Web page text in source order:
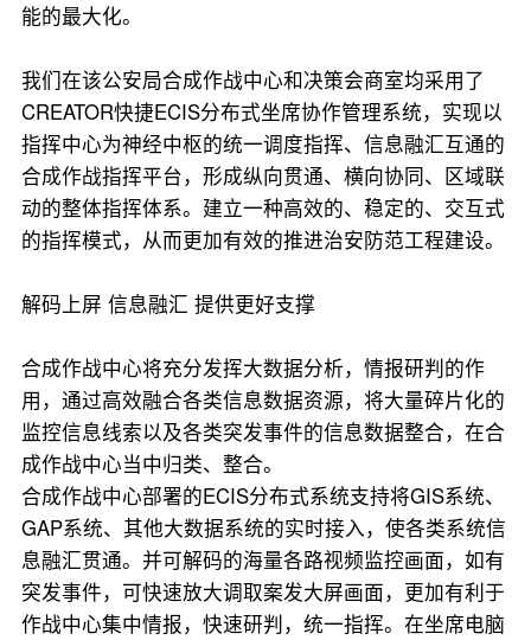
能的最大化。
我们在该公安局合成作战中心和决策会商室均采用了
CREATOR快捷ECIS分布式坐席协作管理系统，实现以
指挥中心为神经中枢的统一调度指挥、信息融汇互通的
合成作战指挥平台，形成纵向贯通、横向协同、区域联
动的整体指挥体系。建立一种高效的、稳定的、交互式
的指挥模式，从而更加有效的推进治安防范工程建设。
解码上屏 信息融汇 提供更好支撑
合成作战中心将充分发挥大数据分析，情报研判的作
用，通过高效融合各类信息数据资源，将大量碎片化的
监控信息线索以及各类突发事件的信息数据整合，在合
成作战中心当中归类、整合。
合成作战中心部署的ECIS分布式系统支持将GIS系统、
GAP系统、其他大数据系统的实时接入，使各类系统信
息融汇贯通。并可解码的海量各路视频监控画面，如有
突发事件，可快速放大调取案发大屏画面，更加有利于
作战中心集中情报，快速研判，统一指挥。在坐席电脑